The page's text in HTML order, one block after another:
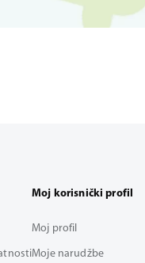
Moj korisnički profil
Moj profil
Moje narudžbe